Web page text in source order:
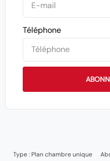
Téléphone
Type : Plan chambre unique